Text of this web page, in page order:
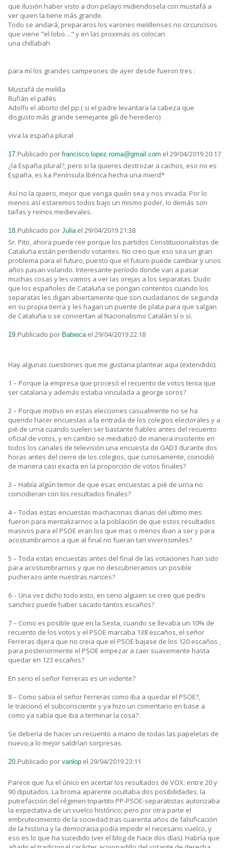
que ilusión haber visto a don pelayo midiendosela con mustafá a
ver quien la tiene más grande.
Todo se andará, prepararos los varones melillenses no circuncisos
que viene "el lobo...." y en las proximas os colocan
una chillabah
para mí los grandes campeones de ayer desde fueron tres :
Mustafá de melilla
Rufián el pallés
Adolfo el aborto del pp ( si el padre levantara la cabeza que
disgusto más grande semejante gili de heredero)
viva la españa plural
17. Publicado por francisco.lopez.roma@gmail.com el 29/04/2019 20:17
¿la España plural?, pero si la quieres destrozar a cachos, eso no es
España, es ka Península Ibérica hecha una mierd*
Así no la quiero, mejor que venga quién sea y nos invada. Por lo
menos así estaremos todos bajo un mismo poder, lo demás son
taifas y reinos medievales.
18. Publicado por Julia el 29/04/2019 21:38
Sr. Pito, ahora puede reir porque los partidos Constitucionalistas de
Cataluña están perdiendo votantes. No creo que eso sea un gran
problema para el futuro, puesto que el futuro puede cambiar y unos
años pasan volando. Interesante período donde van a pasar
muchas cosas y les vamos a ver las orejas a los separatas. Dudo
que los españoles de Cataluña se pongan contentos cuando los
separatas les digan abiertamente que son ciudadanos de segunda
en su propia tierra y les hagan un puente de plata para que salgan
de Cataluña o se conviertan al Nacionalismo Catalán sí o sí.
19. Publicado por Babieca el 29/04/2019 22:18
Hay algunas cuestiones que me gustaria plantear aqui (extendido).
1 – Porque la empresa que procesó el recuento de votos tenia que
ser catalana y además estaba vinculada a george soros?
2 – Porque motivo en estas elecciones casualmente no se ha
querido hacer encuestas a la entrada de los colegios electorales y a
pié de urna cuando suelen ser bastante fiables antes del recuento
oficial de votos, y en cambio se mediatizó de manera insistente en
todos los canales de televisión una encuesta de GAD3 durante dos
horas antes del cierre de los colegios, que curiosamente, coincidió
de manera casi exacta en la proporción de votos finales?
3 – Había algún temor de que esas encuestas a pié de urna no
coincidieran con los resultados finales?
4 – Todas estas encuestas machaconas diarias del ultimo mes
fueron para mentalizarnos a la población de que estos resultados
masivos para el PSOE eran los que mas o menos iban a ser y para
acostumbrarnos a que al final no fueran tan inverosimiles?
5 – Toda estas encuestas antes del final de las votaciones han sido
para acostumbrarnos y que no descubrieramos un posible
pucherazo ante nuestras narices?
6 – Una vez dicho todo esto, en serio alguien se cree que pedro
sanchez puede haber sacado tantos escaños?
7 – Como es posible que en la Sexta, cuando se llevaba un 10% de
recuento de los votos y el PSOE marcaba 138 escaños, el señor
Ferreras dijera que no creia que el PSOE bajase de los 120 escaños ,
para posteriormente el PSOE empezar a caer suavemente hasta
quedar en 123 escaños?
En serio el señor Ferreras es un vidente?
8 – Como sabia el señor Ferreras como iba a quedar el PSOE?,
le traicionó el subconsciente y ya hizo un comentario en base a
como ya sabía que iba a terminar la cosa?.
Se debería de hacer un recuento a mano de todas las papeletas de
nuevo,a lo mejor saldrían sorpresas.
20. Publicado por vanlop el 29/04/2019 23:11
Parece que fui el único en acertar los resultados de VOX: entre 20 y
90 diputados. La broma aparente ocultaba dos posibilidades: la
putrefacción del régimen tripartito PP-PSOE-separatistas autorizaba
la expectativa de un vuelco histórico; pero por otra parte el
embrutecimiento de la sociedad tras cuarenta años de falsificación
de la historia y la democracia podía impedir el necesario vuelco, y
eso es lo que ha sucedido (ver el blog de hace dos días). Habría que